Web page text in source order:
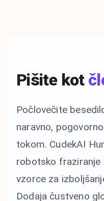
Pišite kot
Počlovečite
naravno,
tokom. CudekAI
robotsko fraziranje
vzorce za
Dodaja čustveno